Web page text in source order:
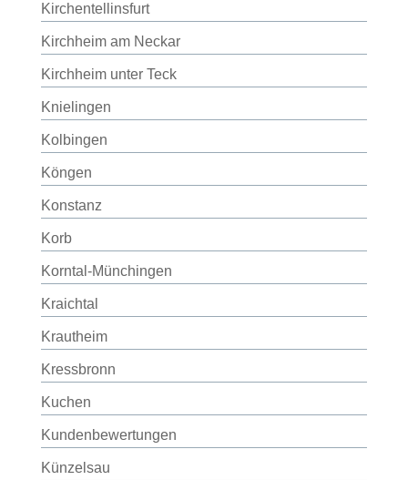
Kirchentellinsfurt
Kirchheim am Neckar
Kirchheim unter Teck
Knielingen
Kolbingen
Köngen
Konstanz
Korb
Korntal-Münchingen
Kraichtal
Krautheim
Kressbronn
Kuchen
Kundenbewertungen
Künzelsau